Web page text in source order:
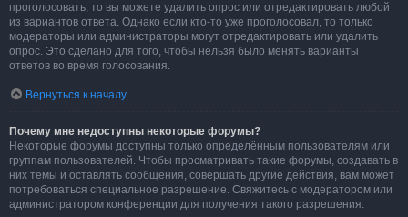
проголосовать, то вы можете удалить опрос или отредактировать любой
из вариантов ответа. Однако если кто-то уже проголосовал, то только
модераторы или администраторы могут отредактировать или удалить
опрос. Это сделано для того, чтобы нельзя было менять варианты
ответов во время голосования.
Вернуться к началу
Почему мне недоступны некоторые форумы?
Некоторые форумы доступны только определённым пользователям или
группам пользователей. Чтобы просматривать такие форумы, создавать в
них темы и оставлять сообщения, совершать другие действия, вам может
потребоваться специальное разрешение. Свяжитесь с модератором или
администратором конференции для получения такого разрешения.